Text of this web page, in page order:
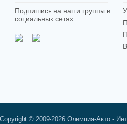
Подпишись на наши группы в
социальных сетях
Copyright © 2009-2026 Олимпия-Авто -